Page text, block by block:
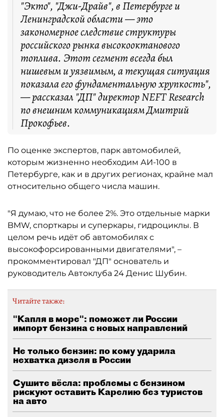
"Экто", "Джи-Драйв", в Петербурге и
Ленинградской области — это
закономерное следствие структуры
российского рынка высокооктанового
топлива. Этот сегмент всегда был
нишевым и уязвимым, а текущая ситуация
показала его фундаментальную хрупкость",
— рассказал "ДП" директор NEFT Research
по внешним коммуникациям Дмитрий
Прокофьев.
По оценке экспертов, парк автомобилей,
которым жизненно необходим АИ-100 в
Петербурге, как и в других регионах, крайне мал
относительно общего числа машин.
"Я думаю, что не более 2%. Это отдельные марки
BMW, спорткары и суперкары, гидроциклы. В
целом речь идёт об автомобилях с
высокофорсированными двигателями", –
прокомментировал "ДП" основатель и
руководитель Автоклуба 24 Денис Шубин.
Читайте также:
"Капля в море": поможет ли России
импорт бензина с новых направлений
Не только бензин: по кому ударила
нехватка дизеля в России
Сушите вёсла: проблемы с бензином
рискуют оставить Карелию без туристов
на авто